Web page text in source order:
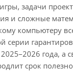
задачи
и сложные
компьютеру
серии
года, а
срок